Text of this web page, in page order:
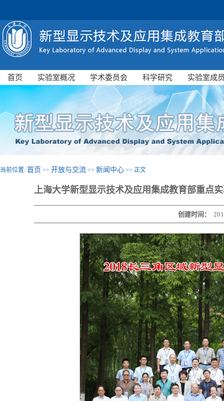
首页 实验室概况 学术委员会 科学研究 实验室成
当前位置: 首页 >> 开放与交流 >> 新闻中心 >> 正文
上海大学新型显示技术及应用集成教育部重点
创建时间：